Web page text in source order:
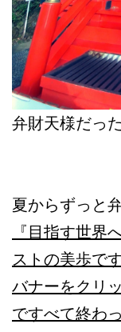
弁財天様だっ
夏からずっと
『目指す世界へ
ストの美歩で
バナーをクリ
ですべて終わ